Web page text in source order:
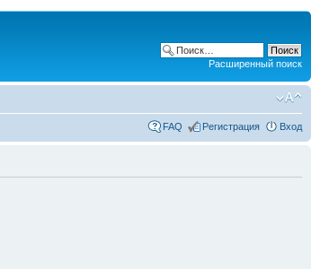
Расширенный поиск
FAQ Регистрация Вход